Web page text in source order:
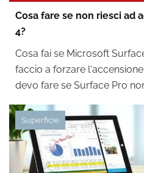
Cosa fare se non riesci ad
4?
Cosa fai se Microsoft
faccio a forzare
devo fare se Surface Pro
Superficie